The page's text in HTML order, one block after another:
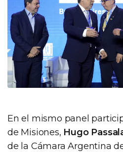
En el mismo panel
de Misiones, Hugo
de la Cámara Argentina